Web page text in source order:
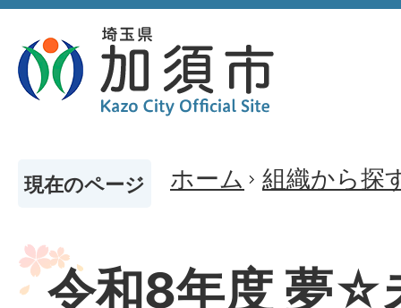
現在のページ ホーム 組織から探
令和8年度 夢☆